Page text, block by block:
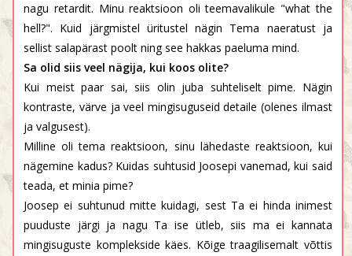
nagu retardit. Minu reaktsioon oli teemavalikule "what the
hell?". Kuid järgmistel üritustel nägin Tema naeratust ja
sellist salapärast poolt ning see hakkas paeluma mind.
Sa olid siis veel nägija, kui koos olite?
Kui meist paar sai, siis olin juba suhteliselt pime. Nägin
kontraste, värve ja veel mingisuguseid detaile (olenes ilmast
ja valgusest).
Milline oli tema reaktsioon, sinu lähedaste reaktsioon, kui
nägemine kadus? Kuidas suhtusid Joosepi vanemad, kui said
teada, et minia pime?
Joosep ei suhtunud mitte kuidagi, sest Ta ei hinda inimest
puuduste järgi ja nagu Ta ise ütleb, siis ma ei kannata
mingisuguste komplekside käes. Kõige traagilisemalt võttis